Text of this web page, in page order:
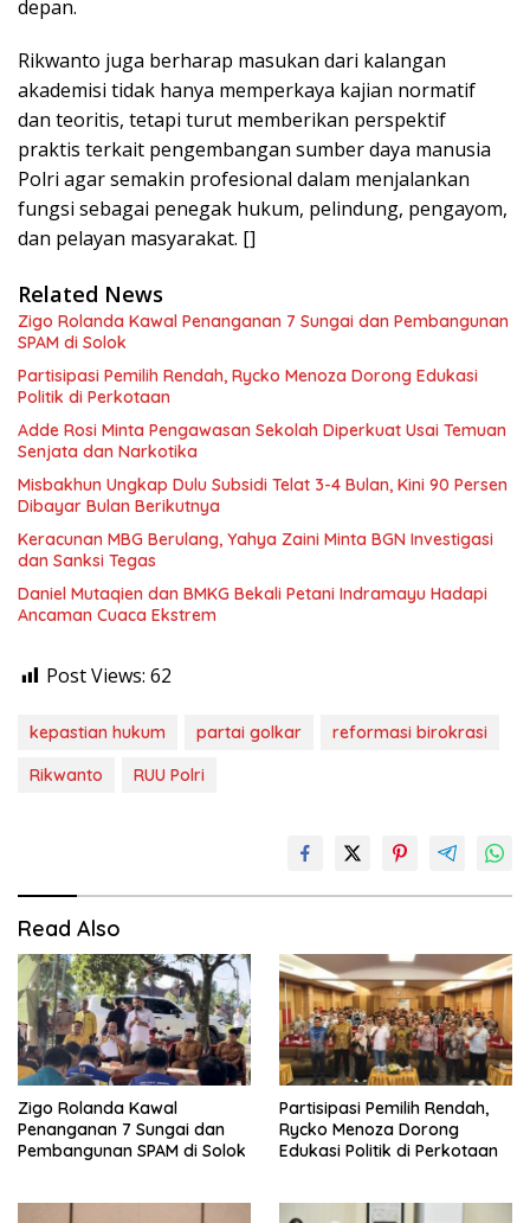
depan.
Rikwanto juga berharap masukan dari kalangan
akademisi tidak hanya memperkaya kajian normatif
dan teoritis, tetapi turut memberikan perspektif
praktis terkait pengembangan sumber daya manusia
Polri agar semakin profesional dalam menjalankan
fungsi sebagai penegak hukum, pelindung, pengayom,
dan pelayan masyarakat. []
Related News
Zigo Rolanda Kawal Penanganan 7 Sungai dan Pembangunan
SPAM di Solok
Partisipasi Pemilih Rendah, Rycko Menoza Dorong Edukasi
Politik di Perkotaan
Adde Rosi Minta Pengawasan Sekolah Diperkuat Usai Temuan
Senjata dan Narkotika
Misbakhun Ungkap Dulu Subsidi Telat 3-4 Bulan, Kini 90 Persen
Dibayar Bulan Berikutnya
Keracunan MBG Berulang, Yahya Zaini Minta BGN Investigasi
dan Sanksi Tegas
Daniel Mutaqien dan BMKG Bekali Petani Indramayu Hadapi
Ancaman Cuaca Ekstrem
Post Views: 62
kepastian hukum partai golkar
reformasi birokrasi
Rikwanto
RUU Polri
Read Also
Zigo Rolanda Kawal
Penanganan 7 Sungai dan
Pembangunan SPAM di Solok
Partisipasi Pemilih Rendah,
Rycko Menoza Dorong
Edukasi Politik di Perkotaan